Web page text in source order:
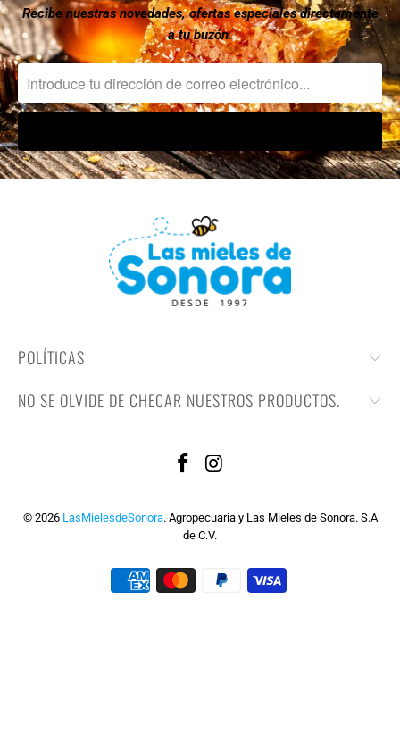
Recibe nuestras novedades, ofertas especiales directamente
a tu buzón.
POLÍTICAS
NO SE OLVIDE DE CHECAR NUESTROS PRODUCTOS.
© 2026 LasMielesdeSonora. Agropecuaria y Las Mieles de Sonora. S.A
de C.V.